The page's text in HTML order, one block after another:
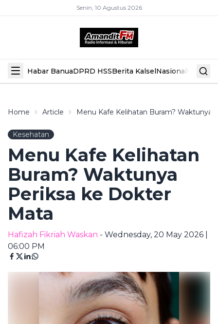
Senin, 10 Agustus 2026
Habar BanuaDPRD HSSBerita KalselNasional Hiburan
Home Article Menu Kafe Kelihatan Buram? Waktunya
Kesehatan
Menu Kafe Kelihatan
Buram? Waktunya
Periksa ke Dokter
Mata
Hafizah Fikriah Waskan - Wednesday, 20 May 2026 |
06:00 PM